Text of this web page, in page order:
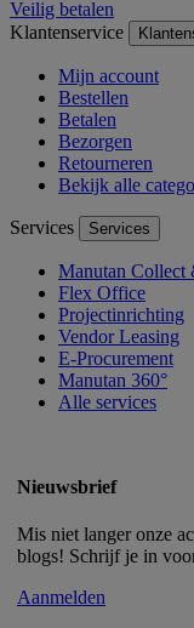
Veilig betalen
Klantenservice
Mijn account
Bestellen
Betalen
Bezorgen
Retourneren
Bekijk alle
Services Services
Manutan Collect
Flex Office
Projectinrichting
Vendor Leasing
E-Procurement
Manutan 360°
Alle services
Nieuwsbrief
Mis niet langer onze
blogs! Schrijf je in
Aanmelden